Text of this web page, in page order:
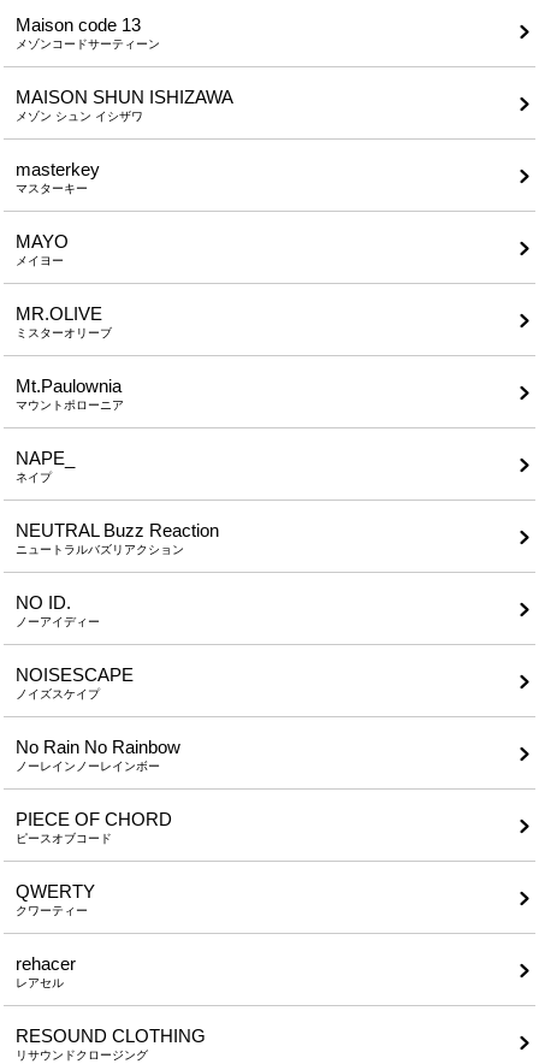
Maison code 13
メゾンコードサーティーン
MAISON SHUN ISHIZAWA
メゾン シュン イシザワ
masterkey
マスターキー
MAYO
メイヨー
MR.OLIVE
ミスターオリーブ
Mt.Paulownia
マウントポローニア
NAPE_
ネイプ
NEUTRAL Buzz Reaction
ニュートラルバズリアクション
NO ID.
ノーアイディー
NOISESCAPE
ノイズスケイプ
No Rain No Rainbow
ノーレインノーレインボー
PIECE OF CHORD
ピースオブコード
QWERTY
クワーティー
rehacer
レアセル
RESOUND CLOTHING
リサウンドクロージング